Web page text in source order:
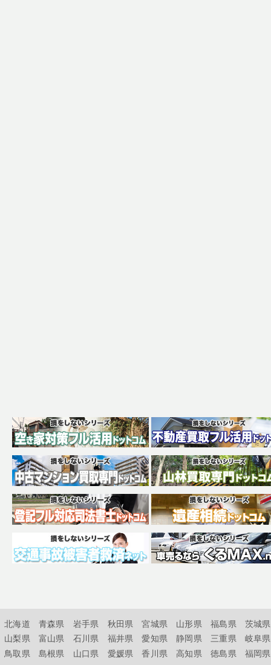
北海道 青森県 岩手県 秋田県 宮城県 山形県 福島県
茨城県
山梨県
富山県 石川県 福井県 愛知県 静岡県 三重県
岐阜県
鳥取県
島根県 山口県 愛媛県 香川県 高知県 徳島県 福岡県